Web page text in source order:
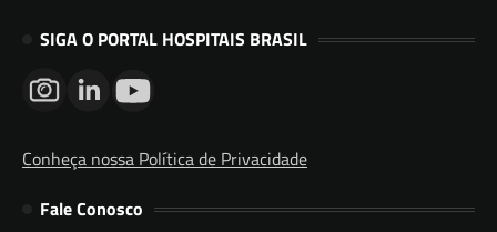
SIGA O PORTAL HOSPITAIS BRASIL
Conheça nossa Política de Privacidade
Fale Conosco